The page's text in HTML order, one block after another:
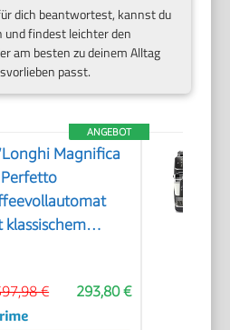
dich beantwortest, kannst du
und findest leichter den
am besten zu deinem Alltag
passt.
ANGEBOT
Magnifica
Perfetto
klassischem
293,80 €
€